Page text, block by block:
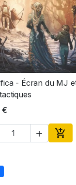
 Aperçu rapide
- Écran du MJ
€
 